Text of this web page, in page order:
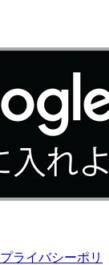
プライバシーポリ